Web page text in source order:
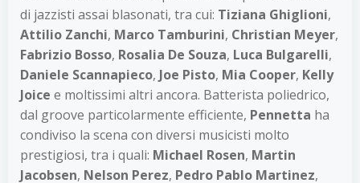
di jazzisti assai blasonati, tra cui: Tiziana Ghiglioni,
Attilio Zanchi, Marco Tamburini, Christian Meyer,
Fabrizio Bosso, Rosalia De Souza, Luca Bulgarelli,
Daniele Scannapieco, Joe Pisto, Mia Cooper, Kelly
Joice e moltissimi altri ancora. Batterista poliedrico,
dal groove particolarmente efficiente, Pennetta ha
condiviso la scena con diversi musicisti molto
prestigiosi, tra i quali: Michael Rosen, Martin
Jacobsen, Nelson Perez, Pedro Pablo Martinez,